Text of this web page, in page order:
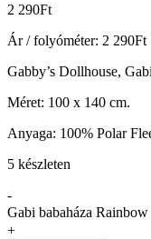
2 290Ft
Ár / folyóméter: 2 290Ft
Gabby’s Dollhouse,
Méret: 100 x 140 cm.
Anyaga: 100% Polar
5 készleten
-
Gabi babaháza
+